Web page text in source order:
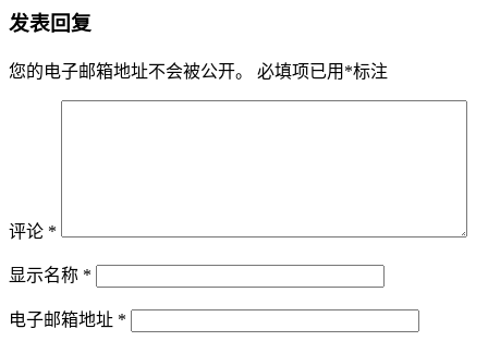
发表回复
您的电子邮箱地址不会被公开。 必填项已用 *标注
评论 *
显示名称 *
电子邮箱地址 *